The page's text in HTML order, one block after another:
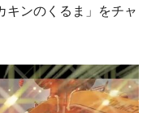
キンのくるま」をチャ